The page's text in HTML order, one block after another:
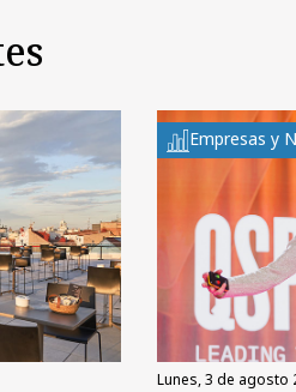
Empresas y
lunes, 3 de agosto